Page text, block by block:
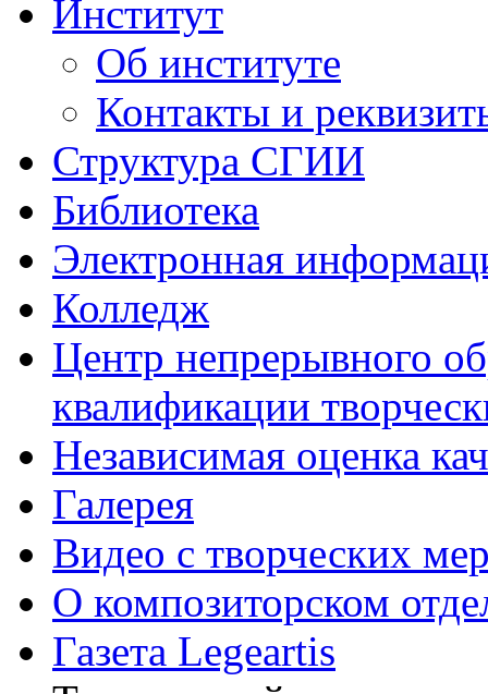
Институт
Об институте
Контакты и
Структура СГИИ
Библиотека
Электронная
Колледж
Центр непрерывного
квалификации
Независимая оценка
Галерея
Видео с творческих
О композиторском
Газета Legeartis